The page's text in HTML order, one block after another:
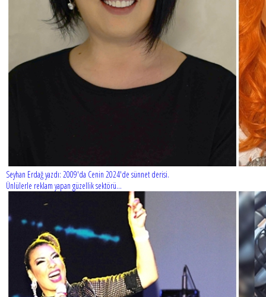
Seyhan Erdağ yazdı: 2009'da Cenin 2024'de sünnet derisi.
Ünlülerle reklam yapan güzellik sektörü...